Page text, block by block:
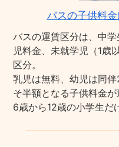
バスの子供料
バスの運賃区分は、中
児料金、未就学児（1歳
区分。
乳児は無料、幼児は同
そ半額となる子供料金
6歳から12歳の小学生だ